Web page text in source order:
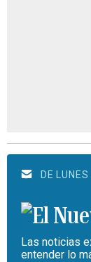
DE
Las noticias
entender lo